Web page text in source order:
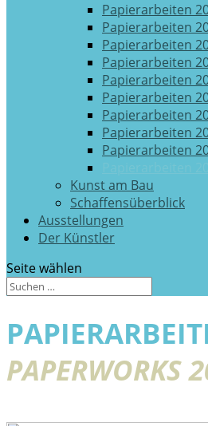
Papierarbeiten
Papierarbeiten
Papierarbeiten
Papierarbeiten
Papierarbeiten
Papierarbeiten
Papierarbeiten
Papierarbeiten
Papierarbeiten
Kunst am Bau
Schaffensüberblick
Ausstellungen
Der Künstler
Seite wählen
PAPERWORKS